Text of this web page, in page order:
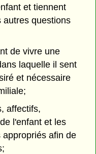
et tiennent
autres questions
de vivre une
laquelle il sent
et nécessaire
affectifs,
l'enfant et les
afin de